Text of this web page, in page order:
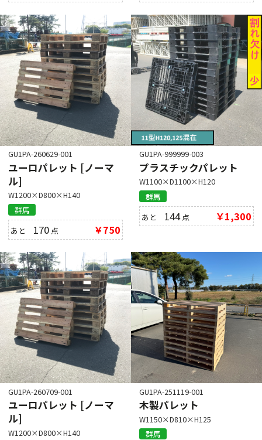
GU1PA-260629-001
ユーロパレット [ノーマ
ル]
W1200×D800×H140
群馬
あと 170 点 ￥750
GU1PA-999999-003
プラスチックパレット
W1100×D1100×H120
群馬
あと 144点 ￥1,300
GU1PA-260709-001
ユーロパレット [ノーマ
ル]
W1200×D800×H140
GU1PA-251119-001
木製パレット
W1150×D810×H125
群馬